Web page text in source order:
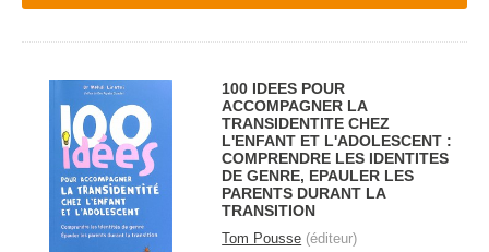
100 IDEES POUR
ACCOMPAGNER LA
TRANSIDENTITE CHEZ
L'ENFANT ET L'ADOLESCENT :
COMPRENDRE LES IDENTITES
DE GENRE, EPAULER LES
PARENTS DURANT LA
TRANSITION
Tom Pousse (éditeur)